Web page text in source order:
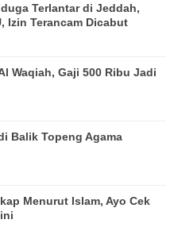
Terlantar di Jeddah,
Izin Terancam Dicabut
Waqiah, Gaji 500 Ribu Jadi
Balik Topeng Agama
Menurut Islam, Ayo Cek